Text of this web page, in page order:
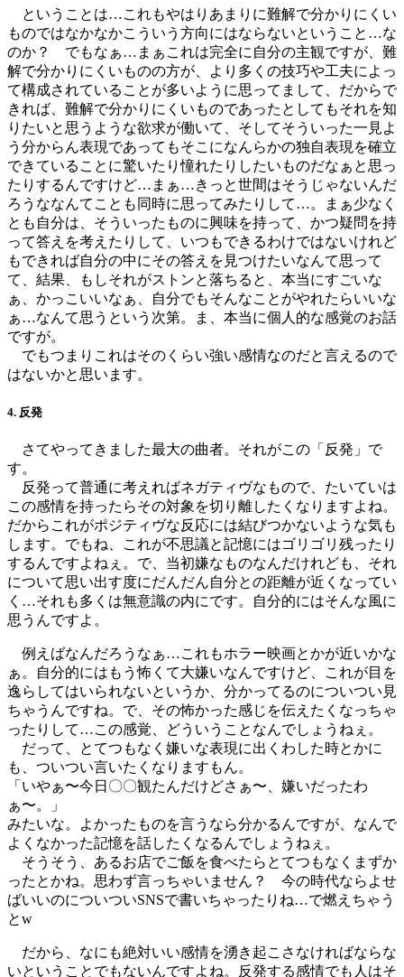
ということは…これもやはりあまりに難解で分かりにくい
ものではなかなかこういう方向にはならないということ…な
のか？ でもなぁ…まぁこれは完全に自分の主観ですが、難
解で分かりにくいものの方が、より多くの技巧や工夫によっ
て構成されていることが多いように思ってまして、だからで
きれば、難解で分かりにくいものであったとしてもそれを知
りたいと思うような欲求が働いて、そしてそういった一見よ
う分からん表現であってもそこになんらかの独自表現を確立
できていることに驚いたり憧れたりしたいものだなぁと思っ
たりするんですけど…まぁ…きっと世間はそうじゃないんだ
ろうななんてことも同時に思ってみたりして…。まぁ少なく
とも自分は、そういったものに興味を持って、かつ疑問を持
って答えを考えたりして、いつもできるわけではないけれど
もできれば自分の中にその答えを見つけたいなんて思って
て、結果、もしそれがストンと落ちると、本当にすごいな
ぁ、かっこいいなぁ、自分でもそんなことがやれたらいいな
ぁ…なんて思うという次第。ま、本当に個人的な感覚のお話
ですが。
でもつまりこれはそのくらい強い感情なのだと言えるので
はないかと思います。
4. 反発
さてやってきました最大の曲者。それがこの「反発」で
す。
反発って普通に考えればネガティヴなもので、たいていは
この感情を持ったらその対象を切り離したくなりますよね。
だからこれがポジティヴな反応には結びつかないような気も
します。でもね、これが不思議と記憶にはゴリゴリ残ったり
するんですよねぇ。で、当初嫌なものなんだけれども、それ
について思い出す度にだんだん自分との距離が近くなってい
く…それも多くは無意識の内にです。自分的にはそんな風に
思うんですよ。
例えばなんだろうなぁ…これもホラー映画とかが近いかな
ぁ。自分的にはもう怖くて大嫌いなんですけど、これが目を
逸らしてはいられないというか、分かってるのについつい見
ちゃうんですね。で、その怖かった感じを伝えたくなっちゃ
ったりして…この感覚、どういうことなんでしょうねぇ。
だって、とてつもなく嫌いな表現に出くわした時とかに
も、ついつい言いたくなりますもん。
「いやぁ〜今日〇〇観たんだけどさぁ〜、嫌いだったわ
ぁ〜。」
みたいな。よかったものを言うなら分かるんですが、なんで
よくなかった記憶を話したくなるんでしょうねぇ。
そうそう、あるお店でご飯を食べたらとてつもなくまずか
ったとかね。思わず言っちゃいません？ 今の時代ならよせ
ばいいのについついSNSで書いちゃったりね…で燃えちゃう
とw
だから、なにも絶対いい感情を湧き起こさなければならな
いということでもないんですよね。反発する感情でも人はそ